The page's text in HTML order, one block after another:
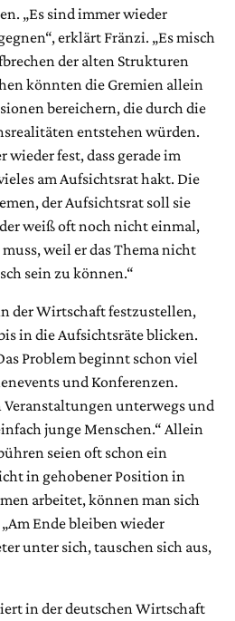
„Es sind immer wieder
erklärt Fränzi. „Es misch
der alten Strukturen
könnten die Gremien allein
bereichern, die durch die
entstehen würden.
fest, dass gerade im
am Aufsichtsrat hakt. Die
der Aufsichtsrat soll sie
weiß oft noch nicht einmal,
weil er das Thema nicht
sein zu können.“
der Wirtschaft festzustellen,
in die Aufsichtsräte blicken.
Problem beginnt schon viel
und Konferenzen.
Veranstaltungen unterwegs und
junge Menschen.“ Allein
seien oft schon ein
in gehobener Position in
arbeitet, können man sich
Ende bleiben wieder
unter sich, tauschen sich aus,
in der deutschen Wirtschaft